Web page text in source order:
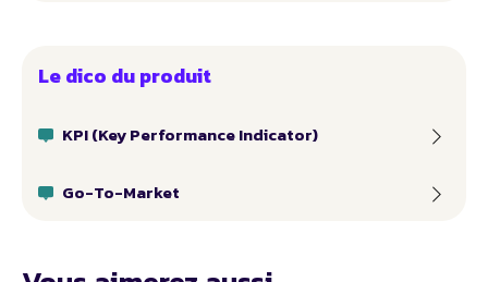
Le dico du produit
KPI (Key Performance Indicator)
Go-To-Market